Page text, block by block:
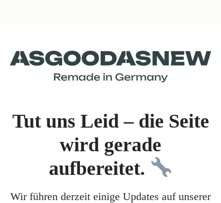
Tut uns Leid – die Seite
wird gerade
aufbereitet.
Wir führen derzeit einige Updates auf unserer